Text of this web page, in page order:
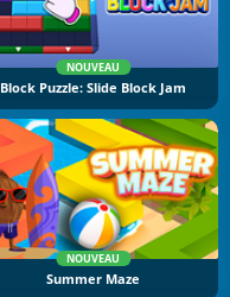
NOUVEAU
Block Puzzle: Slide Block Jam
NOUVEAU
Summer Maze